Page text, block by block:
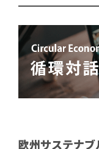
欧州サステナ